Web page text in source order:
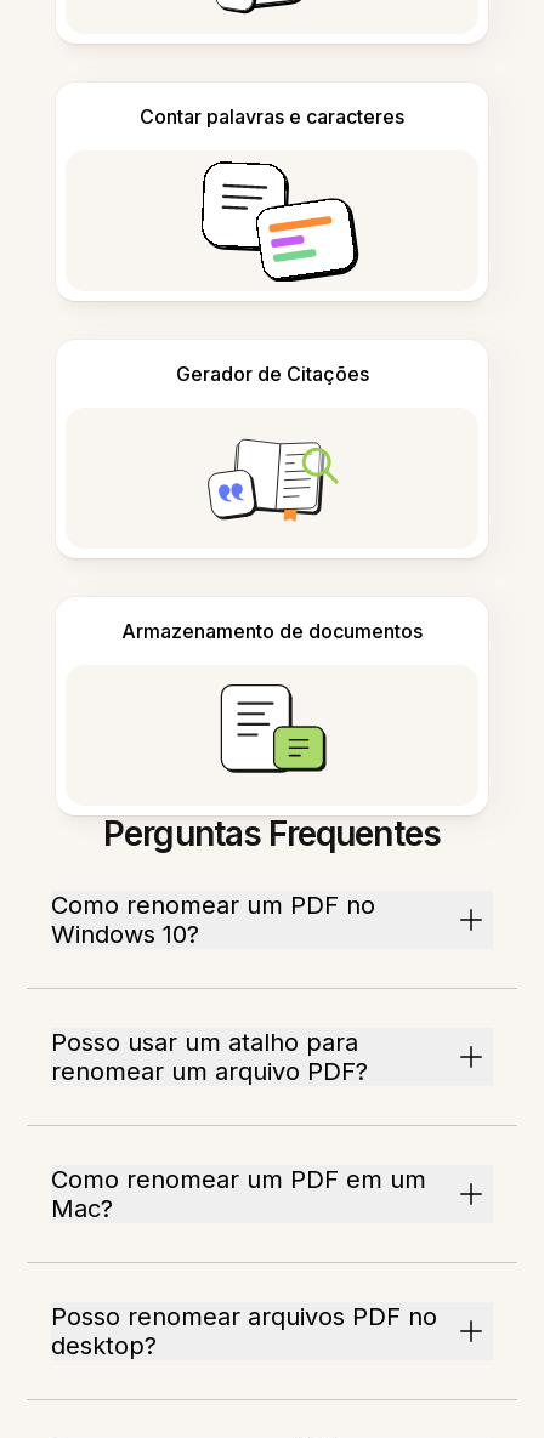
Contar palavras e caracteres
Gerador de Citações
Armazenamento de documentos
Perguntas Frequentes
Como renomear um PDF no
Windows 10?
Posso usar um atalho para
renomear um arquivo PDF?
Como renomear um PDF em um
Mac?
Posso renomear arquivos PDF no
desktop?